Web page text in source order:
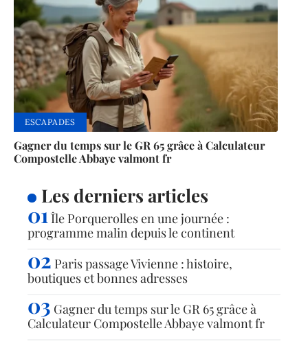
ESCAPADES
Gagner du temps sur le GR 65 grâce à Calculateur
Compostelle Abbaye valmont fr
Les derniers articles
Île Porquerolles en une journée :
programme malin depuis le continent
Paris passage Vivienne : histoire,
boutiques et bonnes adresses
Gagner du temps sur le GR 65 grâce à
Calculateur Compostelle Abbaye valmont fr